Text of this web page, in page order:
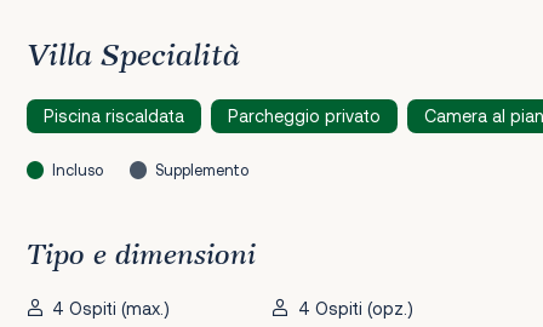
Villa Specialità
Piscina riscaldata Parcheggio privato Camera al
Incluso Supplemento
Tipo e dimensioni
4 Ospiti (max.)
4 Ospiti (opz.)